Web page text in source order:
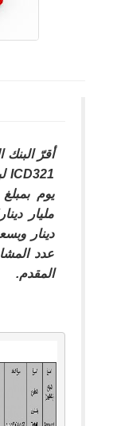
عدد
المقدم.